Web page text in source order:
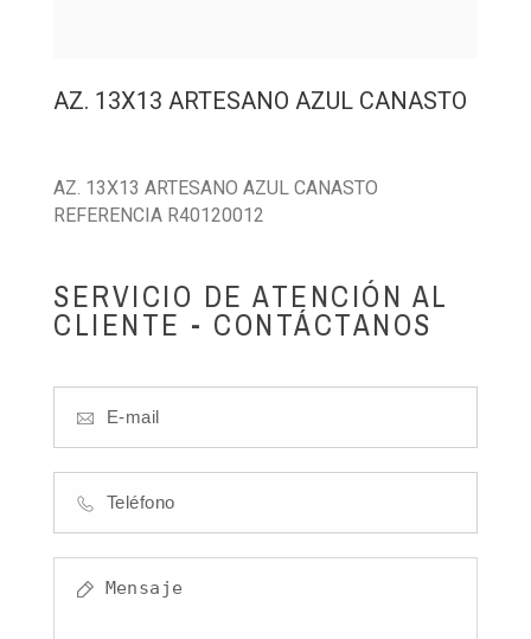
AZ. 13X13 ARTESANO AZUL CANASTO
AZ. 13X13 ARTESANO AZUL CANASTO
REFERENCIA R40120012
SERVICIO DE ATENCIÓN AL
CLIENTE - CONTÁCTANOS